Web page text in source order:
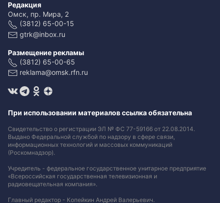
Редакция
Омск, пр. Мира, 2
(3812) 65-00-15
gtrk@inbox.ru
Размещение рекламы
(3812) 65-00-65
reklama@omsk.rfn.ru
При использовании материалов ссылка обязательна
Свидетельство о регистрации ЭЛ № ФС 77-59166 от 22.08.2014.
Выдано Федеральной службой по надзору в сфере связи,
информационных технологий и массовых коммуникаций
(Роскомнадзор).
Учредитель - федеральное государственное унитарное предприятие
«Всероссийская государственная телевизионная и
радиовещательная компания».
Главный редактор - Копейкин Андрей Валерьевич.